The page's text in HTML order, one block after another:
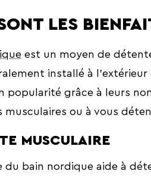
LES
est un moyen de
installé à
popularité grâce à leurs
musculaires ou à vous
MUSCULAIRE
du bain nordique aide à